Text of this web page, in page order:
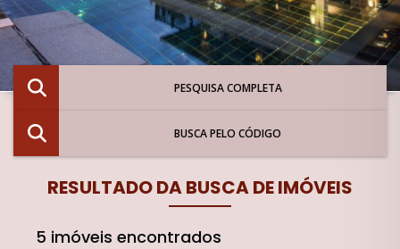
PESQUISA COMPLETA
BUSCA PELO CÓDIGO
RESULTADO DA BUSCA DE IMÓVEIS
5 imóveis encontrados